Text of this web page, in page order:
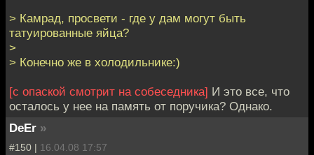
> Камрад, просвети - где у дам могут быть
татуированные яйца?
>
> Конечно же в холодильнике:)
[с опаской смотрит на собеседника] И это все, что
осталось у нее на память от поручика? Однако.
DeEr »
#150 | 16.04.08 17:57